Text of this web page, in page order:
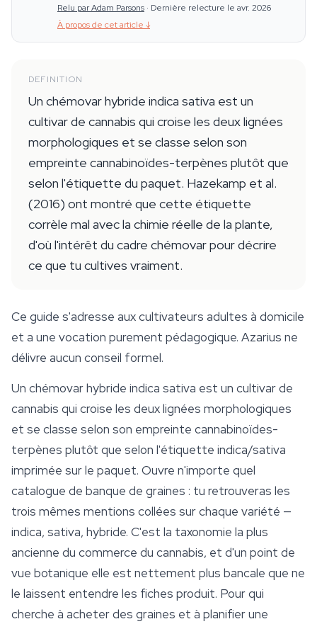
Relu par Adam Parsons · Dernière relecture le avr. 2026
À propos de cet article ↓
DEFINITION
Un chémovar hybride indica sativa est un
cultivar de cannabis qui croise les deux lignées
morphologiques et se classe selon son
empreinte cannabinoïdes-terpènes plutôt que
selon l'étiquette du paquet. Hazekamp et al.
(2016) ont montré que cette étiquette
corrèle mal avec la chimie réelle de la plante,
d'où l'intérêt du cadre chémovar pour décrire
ce que tu cultives vraiment.
Ce guide s'adresse aux cultivateurs adultes à domicile
et a une vocation purement pédagogique. Azarius ne
délivre aucun conseil formel.
Un chémovar hybride indica sativa est un cultivar de
cannabis qui croise les deux lignées morphologiques
et se classe selon son empreinte cannabinoïdes-
terpènes plutôt que selon l'étiquette indica/sativa
imprimée sur le paquet. Ouvre n'importe quel
catalogue de banque de graines : tu retrouveras les
trois mêmes mentions collées sur chaque variété —
indica, sativa, hybride. C'est la taxonomie la plus
ancienne du commerce du cannabis, et d'un point de
vue botanique elle est nettement plus bancale que ne
le laissent entendre les fiches produit. Pour qui
cherche à acheter des graines et à planifier une